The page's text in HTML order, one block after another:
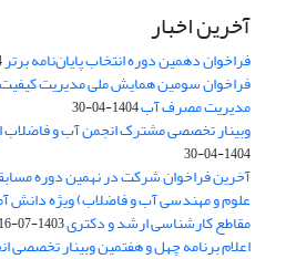
آخرین اخبار
فراخوان دهمین دوره انتخاب پایان‌نامه برتر
فراخوان سومین همایش ملی مدیریت
مدیریت مصرف آب1404-04-30
وبینار تخصصی مشترک انجمن آب و فاضلاب
1404-04-30
آخرین فراخوان شرکت در نهمین دوره
مقاطع کارشناسی ارشد و دکتری1403-07-16
اعلام برنامه چهل و هفتمین وبینار تخصصی